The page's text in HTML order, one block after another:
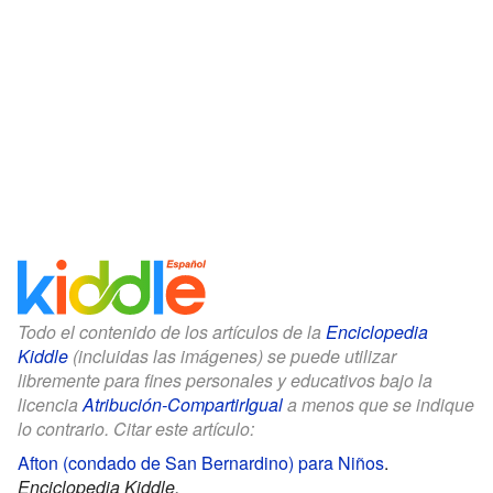
Todo el contenido de los artículos de la Enciclopedia
Kiddle (incluidas las imágenes) se puede utilizar
libremente para fines personales y educativos bajo la
licenciaAtribución-CompartirIguala menos que se indique
lo contrario. Citar este artículo:
Afton (condado de San Bernardino) para Niños.
Enciclopedia Kiddle.